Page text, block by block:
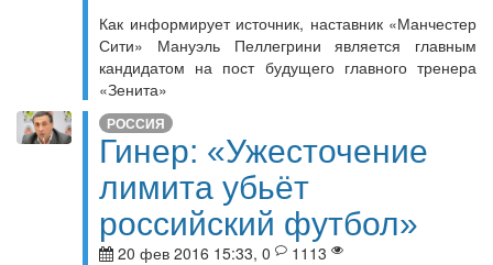
Как информирует источник, наставник «Манчестер
Сити» Мануэль Пеллегрини является главным
кандидатом на пост будущего главного тренера
«Зенита»
РОССИЯ
Гинер: «Ужесточение
лимита убьёт
российский футбол»
20 фев 2016 15:33, 0
1113